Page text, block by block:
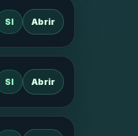
SI Abrir
SI Abrir